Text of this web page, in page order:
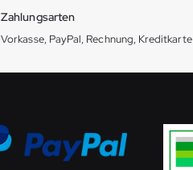
Zahlungsarten
Vorkasse, PayPal, Rechnung, Kreditkarte